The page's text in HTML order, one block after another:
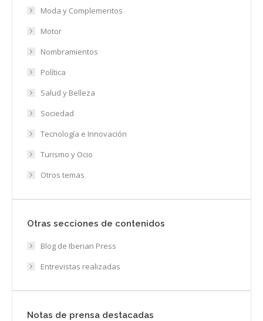
Moda y Complementos
Motor
Nombramientos
Política
Salud y Belleza
Sociedad
Tecnología e Innovación
Turismo y Ocio
Otros temas
Otras secciones de contenidos
Blog de Iberian Press
Entrevistas realizadas
Notas de prensa destacadas